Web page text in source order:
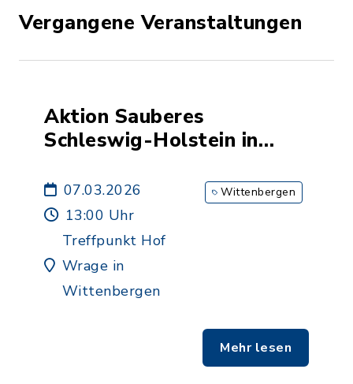
Vergangene Veranstaltungen
Aktion Sauberes
Schleswig-Holstein in
07.03.2026
13:00 Uhr
Treffpunkt Hof
Wrage in
Wittenbergen
Wittenbergen
Mehr lesen